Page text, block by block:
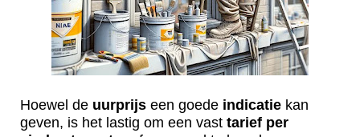
Hoewel de uurprijs een goede indicatie kan
geven, is het lastig om een vast tarief per